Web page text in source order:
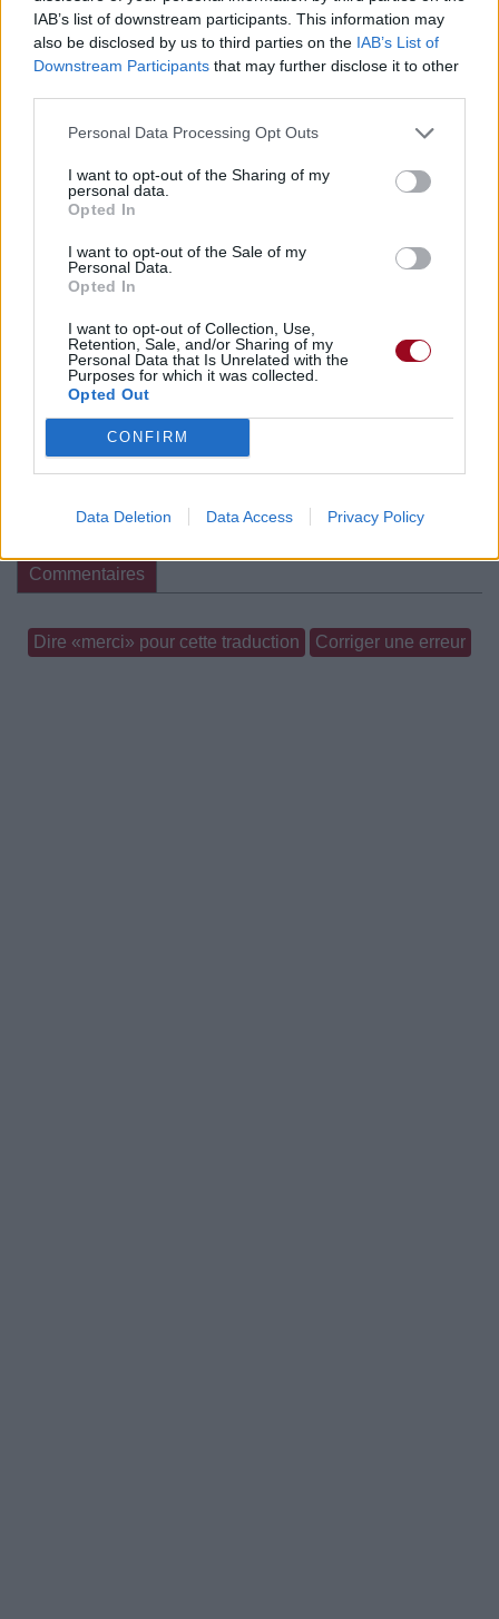
IAB’s list of downstream participants. This information may
also be disclosed by us to third parties on the IAB’s List of
Downstream Participants that may further disclose it to other
Personal Data Processing Opt Outs
I want to opt-out of the Sharing of my
personal data.
Opted In
I want to opt-out of the Sale of my
Personal Data.
Opted In
I want to opt-out of Collection, Use,
Retention, Sale, and/or Sharing of my
Personal Data that Is Unrelated with the
Purposes for which it was collected.
Opted Out
CONFIRM
Data Deletion Data Access Privacy Policy
Trouver un instrument de musique ou une partition au
meilleur prix sur
Voir la vidéo de «All Around Me»
Chanson sans vidéo Chanson sans vidéo
Chanson sans vidéo Concert/Live Concert/Live
Commentaires
Dire «merci» pour cette traduction Corriger une erreur